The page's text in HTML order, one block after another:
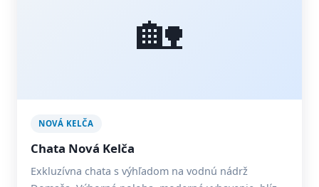
🏡
NOVÁ KELČA
Chata Nová Kelča
Exkluzívna chata s výhľadom na vodnú nádrž